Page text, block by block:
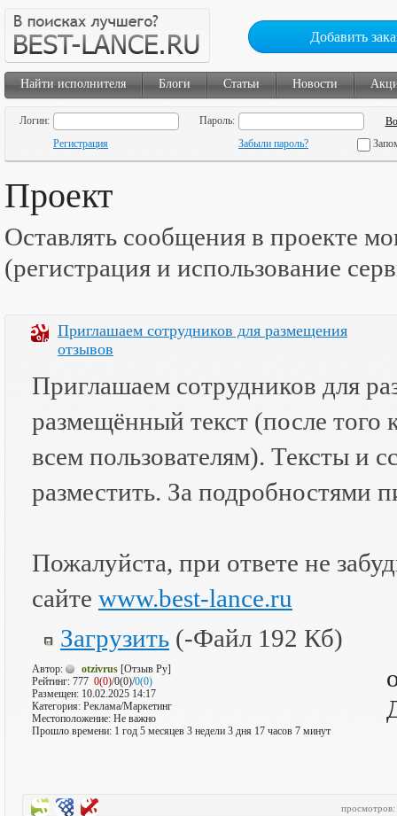
Добавить
Найти исполнителя Блоги Статьи Новости
Логин:
Пароль:
Регистрация
Забыли пароль?
Проект
Оставлять сообщения в проекте
(регистрация и использование
Приглашаем сотрудников для размещения
отзывов
Приглашаем сотрудников для
размещённый текст (после
всем пользователям). Тексты и
разместить. За подробностями
Пожалуйста, при ответе не
сайте www.best-lance.ru
Загрузить (-Файл 192 Кб)
Автор: otzivrus [Отзыв Ру]
Рейтинг: 777 0(0)/0(0)/0(0)
Размещен: 10.02.2025 14:17
Категория: Реклама/Маркетинг
Местоположение: Не важно
Прошло времени: 1 год 5 месяцев 3 недели 3 дня 17 часов 7 минут
просмотров: